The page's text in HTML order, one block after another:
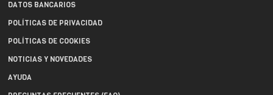
DATOS BANCARIOS
POLÍTICAS DE PRIVACIDAD
POLÍTICAS DE COOKIES
NOTICIAS Y NOVEDADES
AYUDA